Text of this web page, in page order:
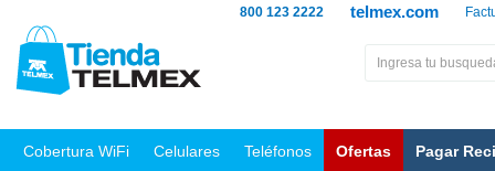
telmex.com
800 123 2222
Cobertura WiFi Celulares Teléfonos Ofertas Pagar